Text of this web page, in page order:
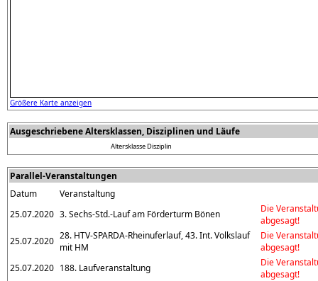
Größere Karte anzeigen
Ausgeschriebene Altersklassen, Disziplinen und Läufe
AltersklasseDisziplin
Parallel-Veranstaltungen
Datum
Veranstaltung
25.07.2020 3. Sechs-Std.-Lauf am Förderturm Bönen
Die
abgesagt!
25.07.2020 28. HTV-SPARDA-Rheinuferlauf, 43. Int. Volkslauf
mit HM
Die
abgesagt!
25.07.2020 188. Laufveranstaltung
Die
abgesagt!